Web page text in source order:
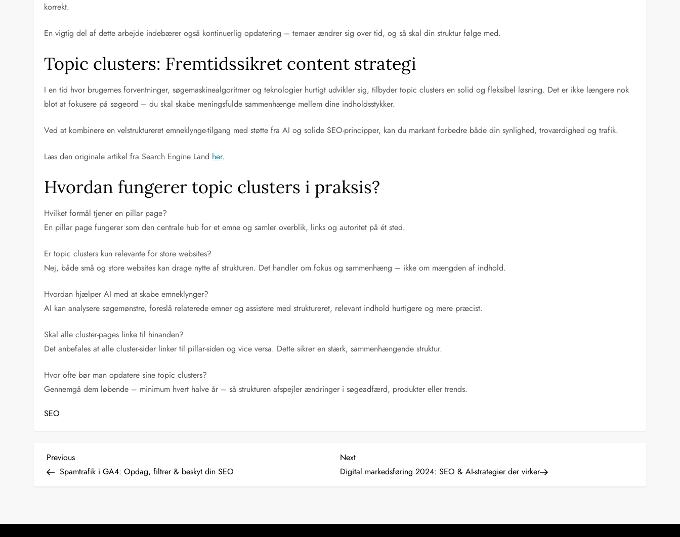
korrekt.
En vigtig del af dette arbejde indebærer også kontinuerlig opdatering – temaer ændrer sig over tid, og så skal din struktur følge med.
Topic clusters: Fremtidssikret content strategi
I en tid hvor brugernes forventninger, søgemaskinealgoritmer og teknologier hurtigt udvikler sig, tilbyder topic clusters en solid og fleksibel løsning. Det er ikke længere nok
blot at fokusere på søgeord – du skal skabe meningsfulde sammenhænge mellem dine indholdsstykker.
Ved at kombinere en velstruktureret emneklynge-tilgang med støtte fra AI og solide SEO-principper, kan du markant forbedre både din synlighed, troværdighed og trafik.
Læs den originale artikel fra Search Engine Land her.
Hvordan fungerer topic clusters i praksis?
Hvilket formål tjener en pillar page?
En pillar page fungerer som den centrale hub for et emne og samler overblik, links og autoritet på ét sted.
Er topic clusters kun relevante for store websites?
Nej, både små og store websites kan drage nytte af strukturen. Det handler om fokus og sammenhæng – ikke om mængden af indhold.
Hvordan hjælper AI med at skabe emneklynger?
AI kan analysere søgemønstre, foreslå relaterede emner og assistere med struktureret, relevant indhold hurtigere og mere præcist.
Skal alle cluster-pages linke til hinanden?
Det anbefales at alle cluster-sider linker til pillar-siden og vice versa. Dette sikrer en stærk, sammenhængende struktur.
Hvor ofte bør man opdatere sine topic clusters?
Gennemgå dem løbende – minimum hvert halve år – så strukturen afspejler ændringer i søgeadfærd, produkter eller trends.
SEO
I
l
Previous
Post
Previous
Spamtrafik i GA4: Opdag, filtrer & beskyt din SEO
Next
Post
Next
Digital markedsføring 2024: SEO & AI-strategier der virker